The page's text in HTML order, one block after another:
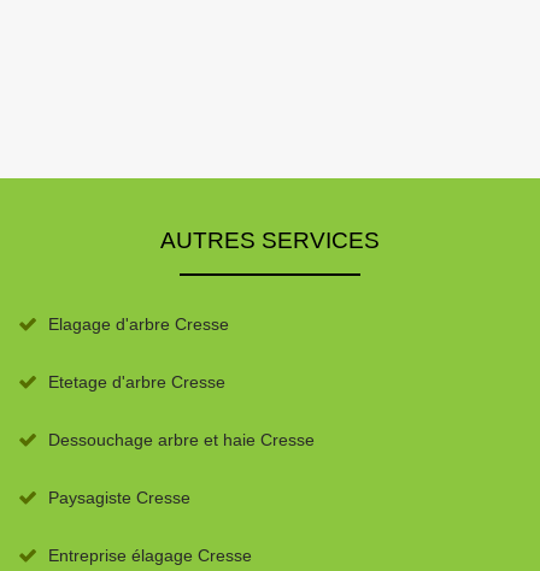
AUTRES SERVICES
Elagage d'arbre Cresse
Etetage d'arbre Cresse
Dessouchage arbre et haie Cresse
Paysagiste Cresse
Entreprise élagage Cresse